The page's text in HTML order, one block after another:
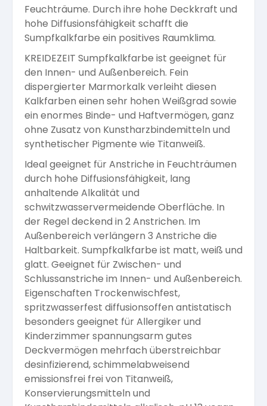
Öle für Außen
Pflege und Reinigung
Versiegelung für Beton
Pflege
Kalkfarben
Anti Schimmelfarbe
Isolierfarben
Latexfarben
Spezialfarben
Silikatfarben
Pflege und Reinigung
Spezialprodukte
Arbeitshandschuhe
Dichtmassen
Farbwalzen
Pinsel und Bürsten
Schleifmittel
Feuchträume. Durch ihre hohe Deckkraft und
hohe Diffusionsfähigkeit schafft die
Sumpfkalkfarbe ein positives Raumklima.
KREIDEZEIT Sumpfkalkfarbe ist geeignet für
den Innen- und Außenbereich. Fein
dispergierter Marmorkalk verleiht diesen
Kalkfarben einen sehr hohen Weißgrad sowie
ein enormes Binde- und Haftvermögen, ganz
ohne Zusatz von Kunstharzbindemitteln und
synthetischer Pigmente wie Titanweiß.
Ideal geeignet für Anstriche in Feuchträumen
durch hohe Diffusionsfähigkeit, lang
anhaltende Alkalität und
schwitzwasservermeidende Oberfläche. In
der Regel deckend in 2 Anstrichen. Im
Außenbereich verlängern 3 Anstriche die
Haltbarkeit. Sumpfkalkfarbe ist matt, weiß und
glatt. Geeignet für Zwischen- und
Schlussanstriche im Innen- und Außenbereich.
Eigenschaften Trockenwischfest,
spritzwasserfest diffusionsoffen antistatisch
besonders geeignet für Allergiker und
Kinderzimmer spannungsarm gutes
Deckvermögen mehrfach überstreichbar
desinfizierend, schimmelabweisend
emissionsfrei frei von Titanweiß,
Konservierungsmitteln und